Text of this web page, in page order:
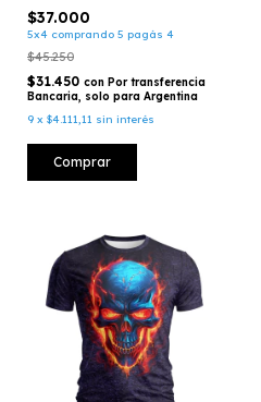
$37.000
5x4 comprando 5 pagás 4
$45.250
$31.450 con Por transferencia
Bancaria, solo para Argentina
9 x $4.111,11 sin interés
Comprar